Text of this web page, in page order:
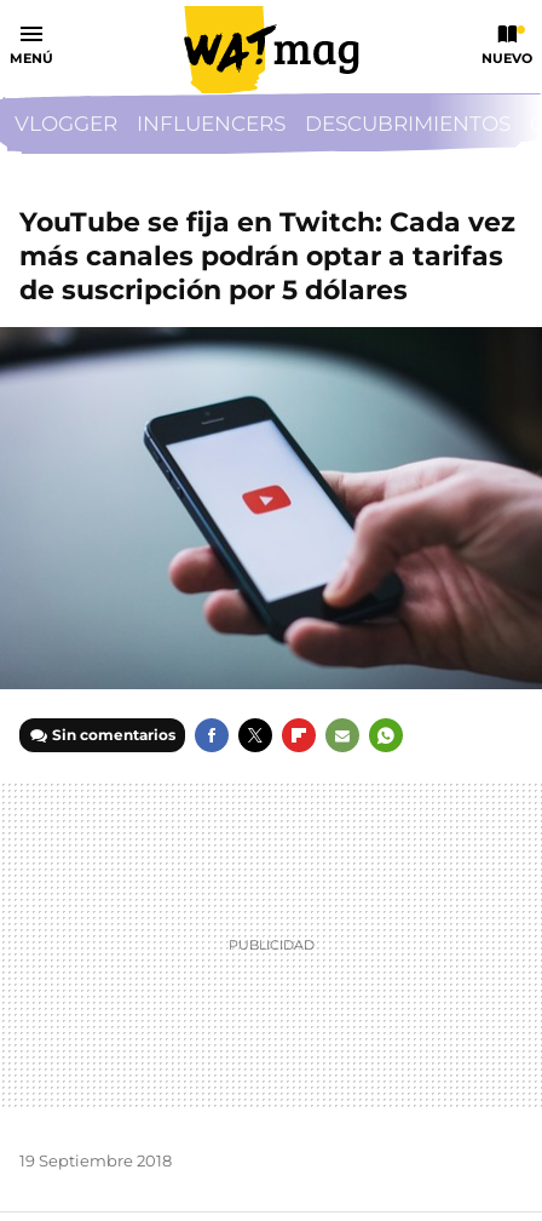
MENÚ NUEVO
VLOGGER INFLUENCERS DESCUBRIMIENTOS
YouTube se fija en Twitch: Cada vez
más canales podrán optar a tarifas
de suscripción por 5 dólares
Sin comentarios
MAIL
19 Septiembre 2018